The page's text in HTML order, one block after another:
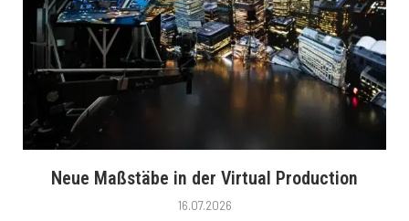
Neue Maßstäbe in der Virtual Production
16.07.2026